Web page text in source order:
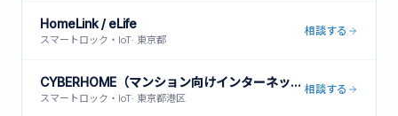
HomeLink / eLife
スマートロック・IoT· 東京都
相談する
CYBERHOME（マンション向けインターネット一括型）
スマートロック・IoT· 東京都港区
相談する